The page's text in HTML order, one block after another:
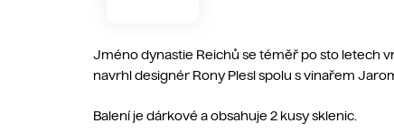
Jméno dynastie Reichů se téměř po sto letech
navrhl designér Rony Plesl spolu s vinařem
Balení je dárkové a obsahuje 2 kusy sklenic.